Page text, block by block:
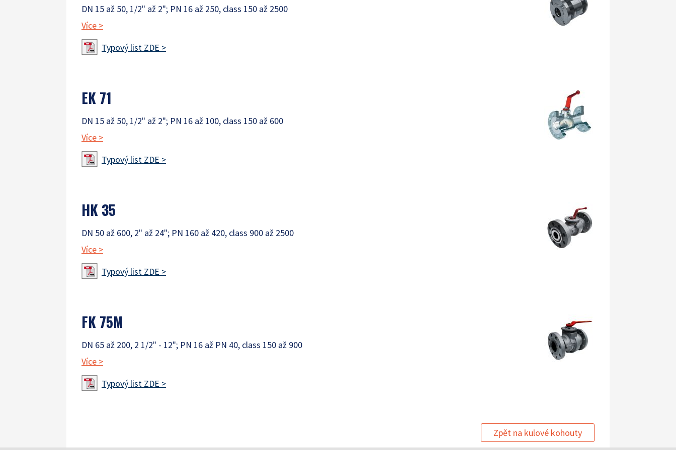
DN 15 až 50, 1/2" až 2"; PN 16 až 250, class 150 až 2500
Více >
Typový list ZDE >
EK 71
DN 15 až 50, 1/2" až 2"; PN 16 až 100, class 150 až 600
Více >
Typový list ZDE >
HK 35
DN 50 až 600, 2" až 24"; PN 160 až 420, class 900 až 2500
Více >
Typový list ZDE >
FK 75M
DN 65 až 200, 2 1/2" - 12"; PN 16 až PN 40, class 150 až 900
Více >
Typový list ZDE >
Zpět na kulové kohouty